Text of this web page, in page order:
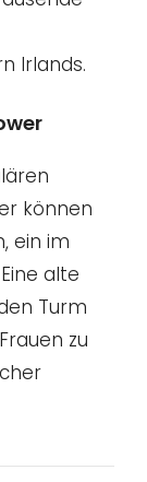
Irlands.
können
ein im
alte
Turm
zu